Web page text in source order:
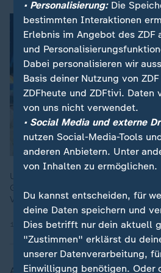
Unter dem Motto "Habe Mut, steh
Gläubige zum 104. Katholikentag in
Veranstaltung kommt so politisch
14.05.2026 | 2:34 min
• Personalisierung:Die
bestimmten Interaktionen
Erlebnis im Angebot des ZDF
und
Dabei personalisieren wir
Basis deiner Nutzung von
ZDFheute und ZDFtivi. Daten
von uns nicht verwendet.
• Social Media und externe
nutzen Social-Media-Tools
anderen Anbietern. Unter
von Inhalten zu ermöglichen.
Du kannst entscheiden, für
deine Daten speichern und
Dies betrifft nur dein aktuell
"Zustimmen" erklärst du
unserer Datenverarbeitung,
Einwilligung benötigen. Oder